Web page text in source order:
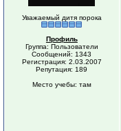
Уважаемый дитя порока
Профиль
Группа: Пользователи
Сообщений: 1343
Регистрация: 2.03.2007
Репутация: 189
Место учебы: там